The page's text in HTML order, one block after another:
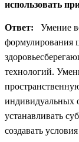
использовать
Ответ: Умение
формулирования
технологий.
индивидуальных
устанавливать
создавать